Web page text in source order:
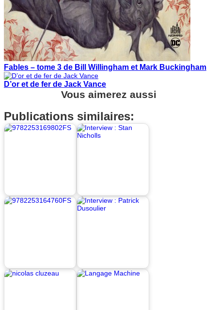
Fables – tome 3 de Bill Willingham et Mark Buckingham
D’or et de fer de Jack Vance
Vous aimerez aussi
Publications similaires: